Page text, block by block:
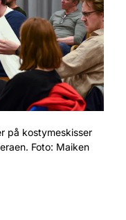
på kostymeskisser
Foto: Maiken